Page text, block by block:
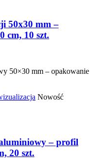
50x30 mm –
cm, 10 szt.
50×30 mm – opakowanie
Nowość
– profil
20 szt.